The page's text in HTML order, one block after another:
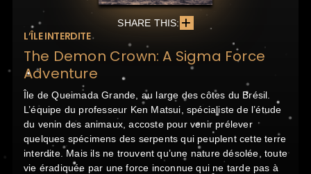
SHARE THIS:
L’ÎLE INTERDITE
The Demon Crown: A Sigma Force
Adventure
Île de Queimada Grande, au large des côtes du Brésil.
L’équipe du professeur Ken Matsui, spécialiste de l’étude
du venin des animaux, accoste pour venir prélever
quelques spécimens des serpents qui peuplent cette terre
interdite. Mais ils ne trouvent qu’une nature désolée, toute
vie éradiquée par une force inconnue qui ne tarde pas à